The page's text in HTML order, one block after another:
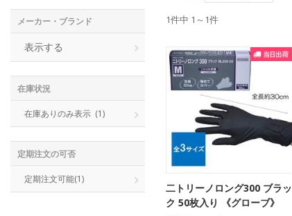
メーカー・ブランド
表示する
在庫状況
在庫ありのみ表示 (1)
定期注文の可否
定期注文可能(1)
1件中 1～1件
二トリーノロング300 ブラッ
ク 50枚入り 《グローブ》